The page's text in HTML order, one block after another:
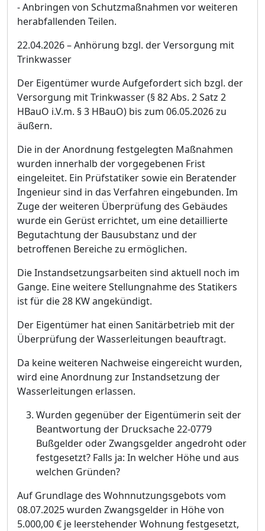
- Anbringen von Schutzmaßnahmen vor weiteren
herabfallenden Teilen.
22.04.2026–Anhörung bzgl. der Versorgung mit
Trinkwasser
Der Eigentümer wurde Aufgefordert sich bzgl. der
Versorgung mit Trinkwasser (§ 82 Abs. 2 Satz 2
HBauO i.V.m. § 3 HBauO) bis zum 06.05.2026zu
äußern.
Die in der Anordnung festgelegten Maßnahmen
wurden innerhalb der vorgegebenen Frist
eingeleitet. Ein Prüfstatiker sowie ein Beratender
Ingenieur sind in das Verfahren eingebunden. Im
Zuge der weiteren Überprüfung des Gebäudes
wurde ein Gerüst errichtet, um eine detaillierte
Begutachtung der Bausubstanz und der
betroffenen Bereiche zu ermöglichen.
Die Instandsetzungsarbeiten sind aktuell noch im
Gange. Eine weitere Stellungnahme des Statikers
ist für die 28 KW angekündigt.
Der Eigentümer hat einen Sanitärbetrieb mit der
Überprüfung der Wasserleitungen beauftragt.
Da keine weiteren Nachweise eingereicht wurden,
wird eine Anordnung zur Instandsetzung der
Wasserleitungen erlassen.
Wurden gegenüber der Eigentümerin seit der
Beantwortung der Drucksache 22-0779
Bußgelder oder Zwangsgelder angedroht oder
festgesetzt? Falls ja: In welcher Höhe und aus
welchen Gründen?
Auf Grundlage des Wohnnutzungsgebots vom
08.07.2025 wurden Zwangsgelder in Höhe von
5.000,00 € je leerstehender Wohnung festgesetzt,